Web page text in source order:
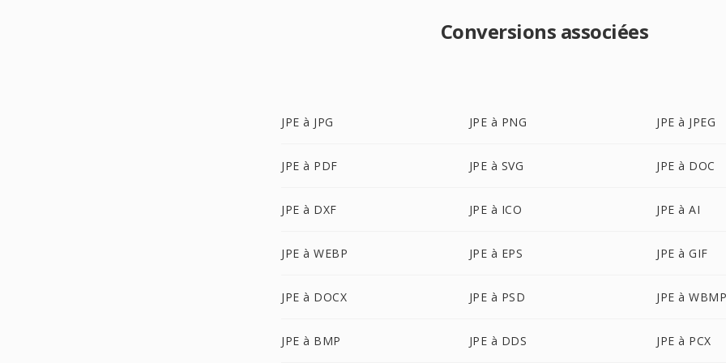
Conversions associées
JPE à JPG JPE à PNG JPE à JPEG
JPE à PDF JPE à SVG JPE à DOC
JPE à DXF JPE à ICO JPE à AI
JPE à WEBP JPE à EPS JPE à GIF
JPE à DOCX JPE à PSD JPE à
JPE à BMP JPE à DDS JPE à PCX